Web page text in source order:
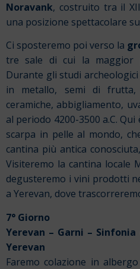
Noravank, costruito tra il
una posizione spettacolare
Ci sposteremo poi verso la
tre sale di cui la maggior
Durante gli studi
in metallo, semi di
ceramiche, abbigliamento,
al periodo 4200-3500 a.C.
scarpa in pelle al mondo,
cantina più antica
Visiteremo la cantina locale
degusteremo i vini prodotti
a Yerevan, dove
7° Giorno
Yerevan – Garni –
Yerevan
Faremo colazione in